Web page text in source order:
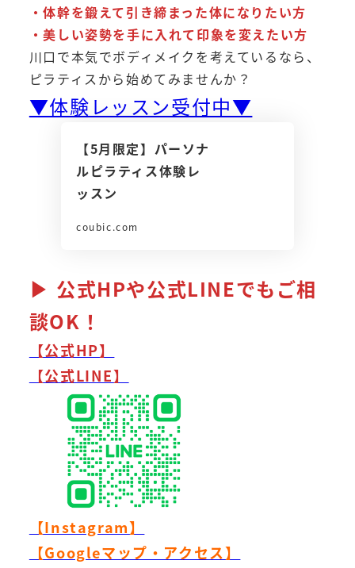
・体幹を鍛えて引き締まった体になりたい方
・美しい姿勢を手に入れて印象を変えたい方
川口で本気でボディメイクを考えているなら、
ピラティスから始めてみませんか？
▼体験レッスン受付中▼
【5月限定】パーソナ
ルピラティス体験レ
ッスン
coubic.com
▶ 公式HPや公式LINEでもご相
談OK！
【公式HP】
【公式LINE】
【Instagram】
【Googleマップ・アクセス】